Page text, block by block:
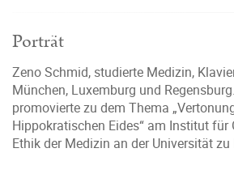
Porträt
Zeno Schmid, studierte Medizin,
München, Luxemburg und
promovierte zu dem Thema
Hippokratischen Eides“ am Institut für
Ethik der Medizin an der Universität zu